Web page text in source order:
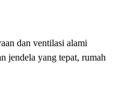
dan ventilasi alami
jendela yang tepat, rumah